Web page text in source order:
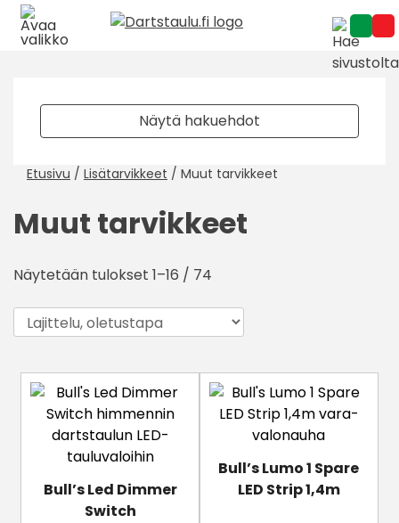
Skip
Näytä hakuehdot
Etusivu / Lisätarvikkeet / Muut tarvikkeet
Muut tarvikkeet
Näytetään tulokset 1–16 / 74
Bull’s Led Dimmer
Switch
Bull’s Lumo 1 Spare
LED Strip 1,4m